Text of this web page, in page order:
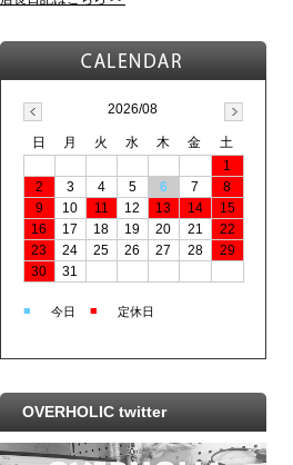
2026/08
日 月 火 水 木 金
土
1
2
3 4 5 6 7
8
9
10 11 12 13 14
15
16
17 18 19 20 21
22
23
24 25 26 27 28
29
30
31
■ 今日 ■ 定休日
OVERHOLIC twitter